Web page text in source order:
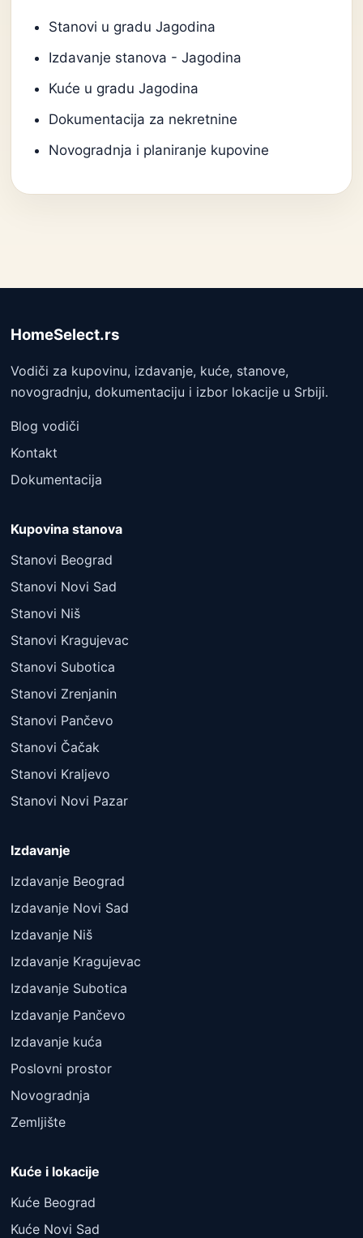
Stanovi u gradu Jagodina
Izdavanje stanova - Jagodina
Kuće u gradu Jagodina
Dokumentacija za nekretnine
Novogradnja i planiranje kupovine
HomeSelect.rs
Vodiči za kupovinu, izdavanje, kuće, stanove,
novogradnju, dokumentaciju i izbor lokacije u Srbiji.
Blog vodiči
Kontakt
Dokumentacija
Kupovina stanova
Stanovi Beograd
Stanovi Novi Sad
Stanovi Niš
Stanovi Kragujevac
Stanovi Subotica
Stanovi Zrenjanin
Stanovi Pančevo
Stanovi Čačak
Stanovi Kraljevo
Stanovi Novi Pazar
Izdavanje
Izdavanje Beograd
Izdavanje Novi Sad
Izdavanje Niš
Izdavanje Kragujevac
Izdavanje Subotica
Izdavanje Pančevo
Izdavanje kuća
Poslovni prostor
Novogradnja
Zemljište
Kuće i lokacije
Kuće Beograd
Kuće Novi Sad